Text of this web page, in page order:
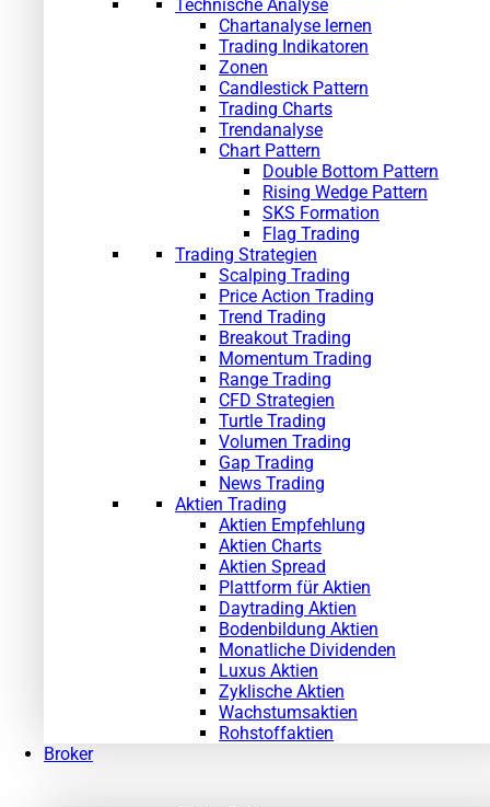
Technische Analyse
Chartanalyse lernen
Trading Indikatoren
Zonen
Candlestick Pattern
Trading Charts
Trendanalyse
Chart Pattern
Double Bottom Pattern
Rising Wedge Pattern
SKS Formation
Flag Trading
Trading Strategien
Scalping Trading
Price Action Trading
Trend Trading
Breakout Trading
Momentum Trading
Range Trading
CFD Strategien
Turtle Trading
Volumen Trading
Gap Trading
News Trading
Aktien Trading
Aktien Empfehlung
Aktien Charts
Aktien Spread
Plattform für Aktien
Daytrading Aktien
Bodenbildung Aktien
Monatliche Dividenden
Luxus Aktien
Zyklische Aktien
Wachstumsaktien
Rohstoffaktien
Broker